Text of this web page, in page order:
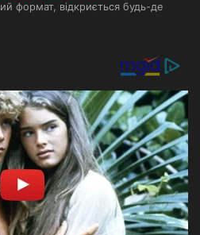
формат, відкриється будь-де